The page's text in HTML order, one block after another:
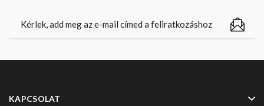
KAPCSOLAT